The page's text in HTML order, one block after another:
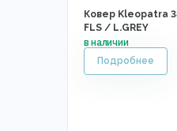
Ковер Kleopatra
FLS / L.GREY